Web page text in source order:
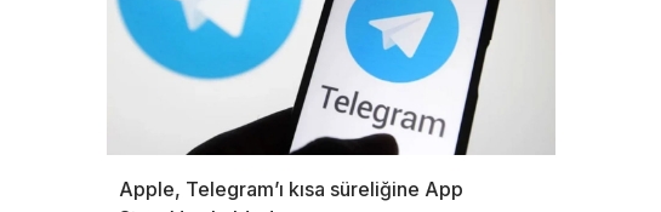
Apple, Telegram’ı kısa süreliğine App